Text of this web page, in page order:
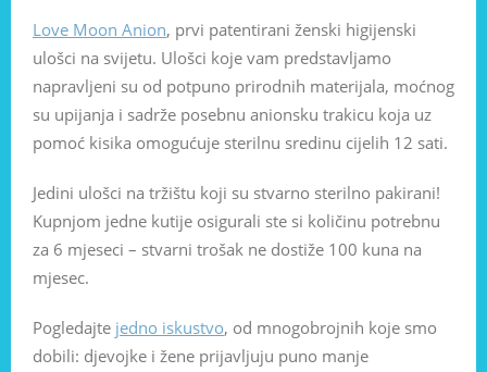
Love Moon Anion, prvi patentirani ženski higijenski
ulošci na svijetu. Ulošci koje vam predstavljamo
napravljeni su od potpuno prirodnih materijala, moćnog
su upijanja i sadrže posebnu anionsku trakicu koja uz
pomoć kisika omogućuje sterilnu sredinu cijelih 12 sati.
Jedini ulošci na tržištu koji su stvarno sterilno pakirani!
Kupnjom jedne kutije osigurali ste si količinu potrebnu
za 6 mjeseci – stvarni trošak ne dostiže 100 kuna na
mjesec.
Pogledajte jedno iskustvo, od mnogobrojnih koje smo
dobili: djevojke i žene prijavljuju puno manje